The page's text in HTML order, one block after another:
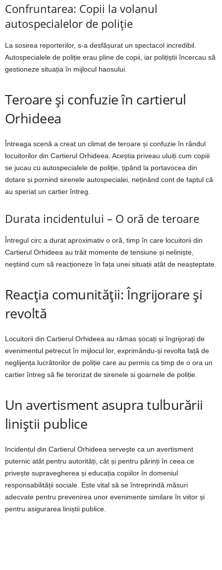
Confruntarea: Copii la volanul
autospecialelor de poliție
La sosirea reporterilor, s-a desfășurat un spectacol incredibil.
Autospecialele de poliție erau pline de copii, iar polițiștii încercau să
gestioneze situația în mijlocul haosului.
Teroare și confuzie în cartierul
Orhideea
Întreaga scenă a creat un climat de teroare și confuzie în rândul
locuitorilor din Cartierul Orhideea. Aceștia priveau uluiți cum copiii
se jucau cu autospecialele de poliție, țipând la portavocea din
dotare și pornind sirenele autospecialei, neținând cont de faptul că
au speriat un cartier întreg.
Durata incidentului – O oră de teroare
Întregul circ a durat aproximativ o oră, timp în care locuitorii din
Cartierul Orhideea au trăit momente de tensiune și neliniște,
neștiind cum să reacționeze în fața unei situații atât de neașteptate.
Reacția comunității: Îngrijorare și
revoltă
Locuitorii din Cartierul Orhideea au rămas șocați și îngrijorați de
evenimentul petrecut în mijlocul lor, exprimându-și revolta față de
neglijența lucrătorilor de poliție care au permis ca timp de o ora un
cartier întreg să fie terorizat de sirenele si goarnele de poliție.
Un avertisment asupra tulburării
liniștii publice
Incidentul din Cartierul Orhideea servește ca un avertisment
puternic atât pentru autorități, cât și pentru părinți în ceea ce
privește supravegherea și educația copiilor în domeniul
responsabilității sociale. Este vital să se întreprindă măsuri
adecvate pentru prevenirea unor evenimente similare în viitor și
pentru asigurarea liniștii publice.